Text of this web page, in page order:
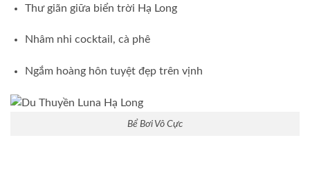
Thư giãn giữa biển trời Hạ Long
Nhâm nhi cocktail, cà phê
Ngắm hoàng hôn tuyệt đẹp trên vịnh
Bể Bơi Vô Cực